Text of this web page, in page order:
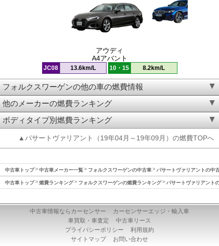
アウディ
A4アバント
JC08 13.6km/L 10・15 8.2km/L
フォルクスワーゲンの他の車の燃費情報
他のメーカーの燃費ランキング
ボディタイプ別燃費ランキング
▲パサートヴァリアント（19年04月～19年09月）の燃費TOPへ
中古車トップ 中古車メーカー一覧 フォルクスワーゲンの中古車 パサートヴァリアントの中
中古車トップ 燃費ランキング フォルクスワーゲンの燃費ランキング パサートヴァリアント
中古車情報ならカーセンサー
カーセンサーエッジ・輸入車
車買取・車査定
中古車リース
プライバシーポリシー
利用規約
サイトマップ
お問い合わせ